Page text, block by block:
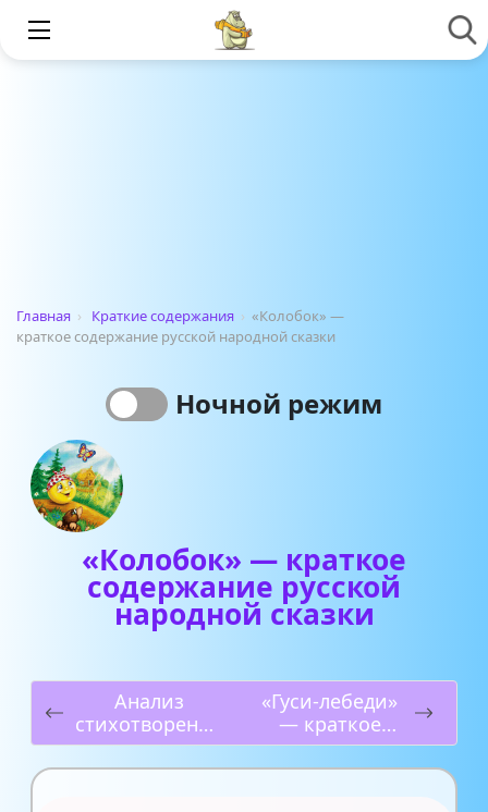
Главная › Краткие содержания › «Колобок» —
краткое содержание русской народной сказки
Ночной режим
«Колобок» — краткое
содержание русской
народной сказки
Анализ
стихотворения
«Неохотно и
несмело» (Ф. И.
«Гуси-лебеди»
— краткое
содержание
русской